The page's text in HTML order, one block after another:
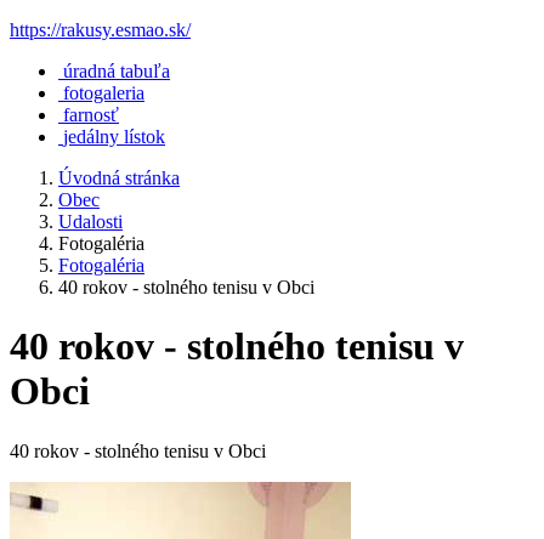
https://rakusy.esmao.sk/
úradná tabuľa
fotogaleria
farnosť
jedálny lístok
Úvodná stránka
Obec
Udalosti
Fotogaléria
Fotogaléria
40 rokov - stolného tenisu v Obci
40 rokov - stolného tenisu v
Obci
40 rokov - stolného tenisu v Obci